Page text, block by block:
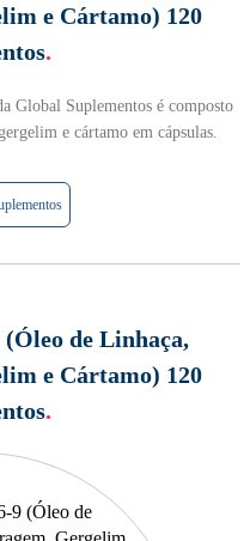
e Cártamo) 120
.
Global Suplementos é composto
e cártamo em cápsulas.
(Óleo de Linhaça,
e Cártamo) 120
.